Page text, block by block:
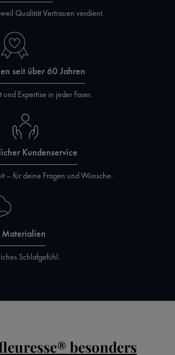
Qualität Vertrauen verdient.
seit über 60 Jahren
Expertise in jeder Faser.
Kundenservice
– für deine Fragen und Wünsche.
Schlafgefühl.
besonders